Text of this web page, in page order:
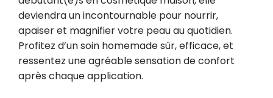
deviendra un incontournable pour nourrir,
apaiser et magnifier votre peau au quotidien.
Profitez d’un soin homemade sûr, efficace, et
ressentez une agréable sensation de confort
après chaque application.